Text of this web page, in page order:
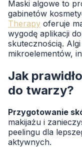
Maski algowe to
gabinetów
Therapy oferuje
wygodę aplikacji
skutecznością.
mikroelementów,
Jak
do twarzy?
Przygotowanie
makijażu i
peelingu dla
aktywnych.